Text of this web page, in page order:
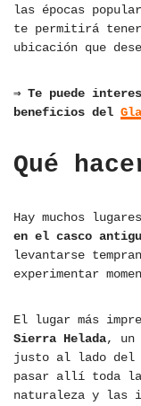
las épocas
te permitirá
ubicación que
⇒ Te puede
beneficios del
Qué
Hay muchos
en el casco
levantarse
experimentar
El lugar más
Sierra Helada, un
justo al lado del
pasar allí toda la
naturaleza y las